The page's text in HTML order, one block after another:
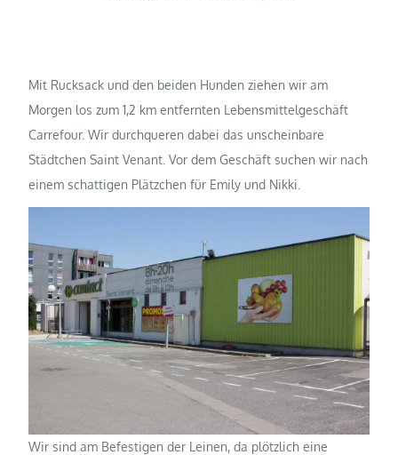
Mit Rucksack und den beiden Hunden ziehen wir am
Morgen los zum 1,2 km entfernten Lebensmittelgeschäft
Carrefour. Wir durchqueren dabei das unscheinbare
Städtchen Saint Venant. Vor dem Geschäft suchen wir nach
einem schattigen Plätzchen für Emily und Nikki.
Wir sind am Befestigen der Leinen, da plötzlich eine